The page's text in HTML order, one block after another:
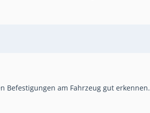
Befestigungen am Fahrzeug gut erkennen.